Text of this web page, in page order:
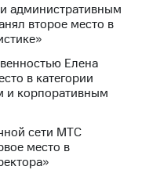
административным
второе место в
Елена
в категории
и корпоративным
сети МТС
место в